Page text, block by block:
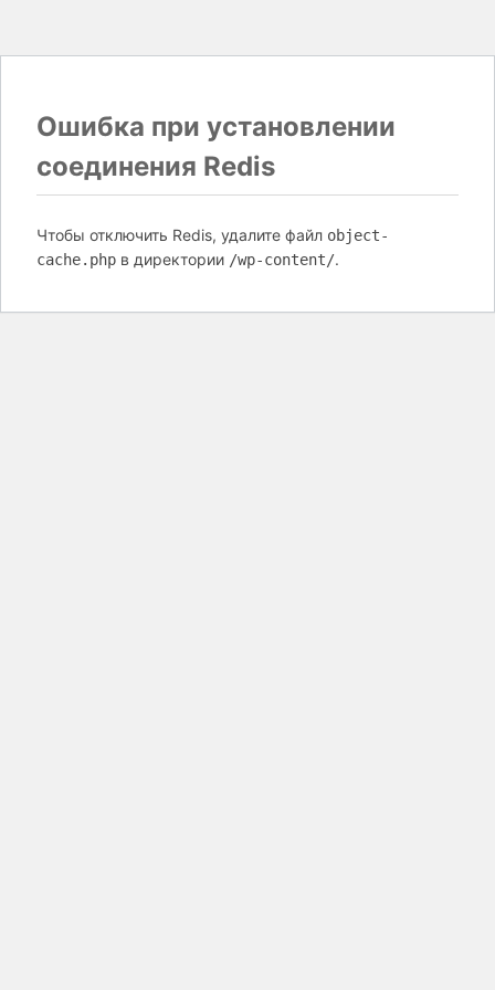
Ошибка при установлении
соединения Redis
Чтобы отключить Redis, удалите файл object-
cache.php в директории /wp-content/.